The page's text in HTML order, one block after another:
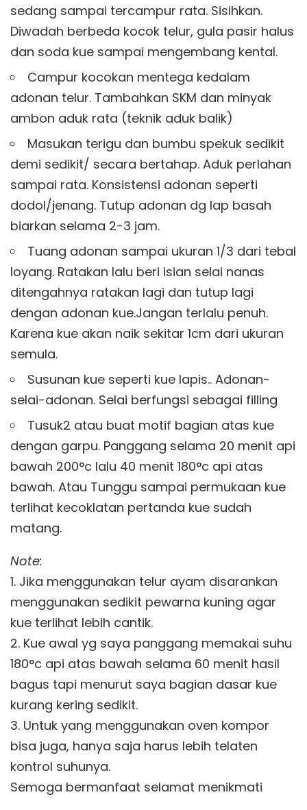
sedang sampai tercampur rata. Sisihkan.
Diwadah berbeda kocok telur, gula pasir halus
dan soda kue sampai mengembang kental.
Campur kocokan mentega kedalam
adonan telur. Tambahkan SKM dan minyak
ambon aduk rata (teknik aduk balik)
Masukan terigu dan bumbu spekuk sedikit
demi sedikit/ secara bertahap. Aduk perlahan
sampai rata. Konsistensi adonan seperti
dodol/jenang. Tutup adonan dg lap basah
biarkan selama 2-3 jam.
Tuang adonan sampai ukuran 1/3 dari tebal
loyang. Ratakan lalu beri isian selai nanas
ditengahnya ratakan lagi dan tutup lagi
dengan adonan kue.Jangan terlalu penuh.
Karena kue akan naik sekitar 1cm dari ukuran
semula.
Susunan kue seperti kue lapis.. Adonan-
selai-adonan. Selai berfungsi sebagai filling
Tusuk2 atau buat motif bagian atas kue
dengan garpu. Panggang selama 20 menit api
bawah 200°c lalu 40 menit 180°c api atas
bawah. Atau Tunggu sampai permukaan kue
terlihat kecoklatan pertanda kue sudah
matang.
Note:
1. Jika menggunakan telur ayam disarankan
menggunakan sedikit pewarna kuning agar
kue terlihat lebih cantik.
2. Kue awal yg saya panggang memakai suhu
180°c api atas bawah selama 60 menit hasil
bagus tapi menurut saya bagian dasar kue
kurang kering sedikit.
3. Untuk yang menggunakan oven kompor
bisa juga, hanya saja harus lebih telaten
kontrol suhunya.
Semoga bermanfaat selamat menikmati